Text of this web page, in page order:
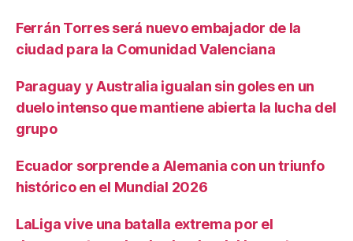
Ferrán Torres será nuevo embajador de la
ciudad para la Comunidad Valenciana
Paraguay y Australia igualan sin goles en un
duelo intenso que mantiene abierta la lucha del
grupo
Ecuador sorprende a Alemania con un triunfo
histórico en el Mundial 2026
LaLiga vive una batalla extrema por el